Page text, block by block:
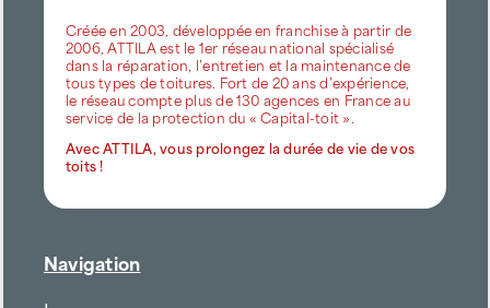
Créée en 2003, développée en franchise à partir de
2006, ATTILA est le 1er réseau national spécialisé
dans la réparation, l’entretien et la maintenance de
tous types de toitures. Fort de 20 ans d’expérience,
le réseau compte plus de 130 agences en France au
service de la protection du « Capital-toit ».
Avec ATTILA, vous prolongez la durée de vie de vos
toits !
Navigation